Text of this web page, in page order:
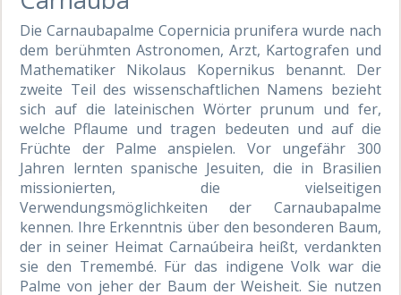
Die Carnaubapalme Copernicia prunifera wurde nach
dem berühmten Astronomen, Arzt, Kartografen und
Mathematiker Nikolaus Kopernikus benannt. Der
zweite Teil des wissenschaftlichen Namens bezieht
sich auf die lateinischen Wörter prunum und fer,
welche Pflaume und tragen bedeuten und auf die
Früchte der Palme anspielen. Vor ungefähr 300
Jahren lernten spanische Jesuiten, die in Brasilien
missionierten, die vielseitigen
Verwendungsmöglichkeiten der Carnaubapalme
kennen. Ihre Erkenntnis über den besonderen Baum,
der in seiner Heimat Carnaúbeira heißt, verdankten
sie den Tremembé. Für das indigene Volk war die
Palme von jeher der Baum der Weisheit. Sie nutzen